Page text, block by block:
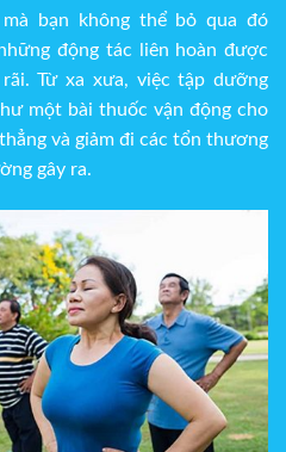
bạn không thể bỏ qua đó
động tác liên hoàn được
Từ xa xưa, việc tập dưỡng
một bài thuốc vận động cho
và giảm đi các tổn thương
gây ra.